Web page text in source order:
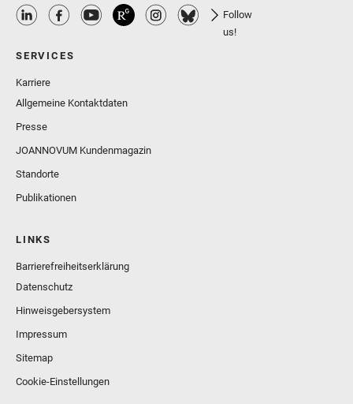
Follow
us!
SERVICES
Karriere
Allgemeine Kontaktdaten
Presse
JOANNOVUM Kundenmagazin
Standorte
Publikationen
LINKS
Barrierefreiheitserklärung
Datenschutz
Hinweisgebersystem
Impressum
Sitemap
Cookie-Einstellungen